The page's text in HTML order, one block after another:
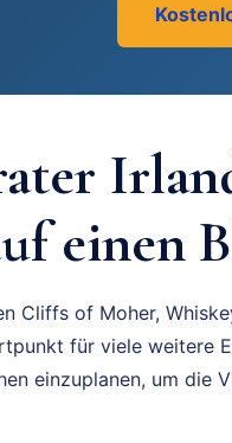
einen
Cliffs of Moher,
für viele weitere
einzuplanen, um die